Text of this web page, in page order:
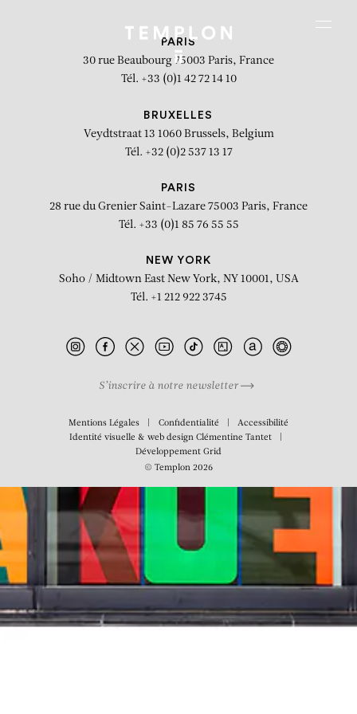
Moi : Franz Ackermann
PARIS
30 rue Beaubourg 75003 Paris, France
Tél. +33 (0)1 42 72 14 10
BRUXELLES
Veydtstraat 13 1060 Brussels, Belgium
Tél. +32 (0)2 537 13 17
PARIS
28 rue du Grenier Saint-Lazare 75003 Paris, France
Tél. +33 (0)1 85 76 55 55
NEW YORK
Soho / Midtown East New York, NY 10001, USA
Tél. +1 212 922 3745
S’inscrire à notre newsletter
Mentions Légales Confidentialité
Accessibilité
Identité visuelle & web design Clémentine Tantet
Développement Grid
© Templon 2026